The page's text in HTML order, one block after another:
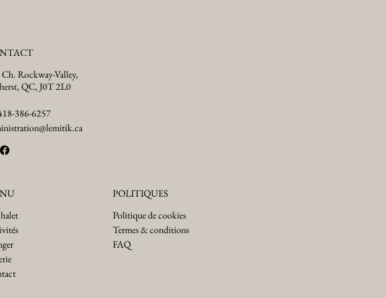
Rockway-Valley,
QC, J0T 2L0
386-6257
POLITIQUES
Politique de cookies
Termes & conditions
FAQ